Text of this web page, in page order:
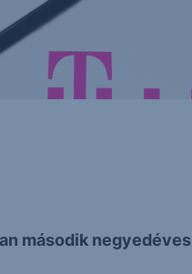
második negyedéves